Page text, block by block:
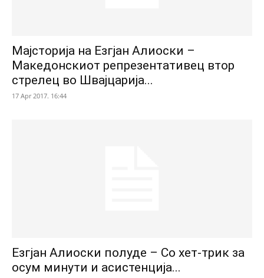
Мајсторија на Езгјан Алиоски –
Македонскиот репрезентативец втор
стрелец во Швајцарија...
17 Apr 2017. 16:44
Езгјан Алиоски полуде – Со хет-трик за
осум минути и асистенција...